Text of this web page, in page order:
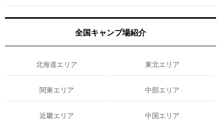
全国キャンプ場紹介
北海道エリア 東北エリア
関東エリア 中部エリア
近畿エリア 中国エリア